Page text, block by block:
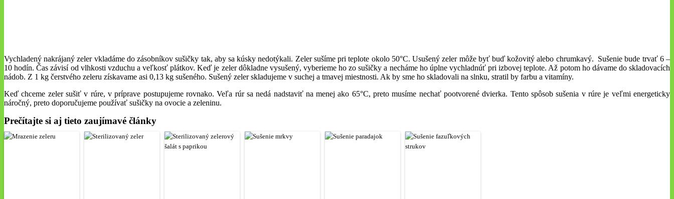
Vychladený nakrájaný zeler vkladáme do zásobníkov sušičky tak, aby sa kúsky nedotýkali. Zeler sušíme pri teplote okolo 50°C. Usušený zeler môže byť buď kožovitý alebo chrumkavý. Sušenie bude trvať 6 –
10 hodín. Čas závisí od vlhkosti vzduchu a veľkosť plátkov. Keď je zeler dôkladne vysušený, vyberieme ho zo sušičky a necháme ho úplne vychladnúť pri izbovej teplote. Až potom ho dávame do skladovacích
nádob. Z 1 kg čerstvého zeleru získavame asi 0,13 kg sušeného. Sušený zeler skladujeme v suchej a tmavej miestnosti. Ak by sme ho skladovali na slnku, stratil by farbu a vitamíny.
Keď chceme zeler sušiť v rúre, v príprave postupujeme rovnako. Veľa rúr sa nedá nadstaviť na menej ako 65°C, preto musíme nechať pootvorené dvierka. Tento spôsob sušenia v rúre je veľmi energeticky
náročný, preto doporučujeme používať sušičky na ovocie a zeleninu.
Prečítajte si aj tieto zaujímavé články